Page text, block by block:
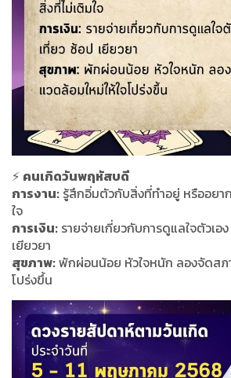
⚡ คนเกิดวันพฤหัสบดี
การงาน: รู้สึกอิ่มตัวกับสิ่งที่ทำอยู่ หรืออยา
ใจ
การเงิน: รายจ่ายเกี่ยวกับการดูแลใจตัวเอ
เยียวยา
สุขภาพ:พักผ่อนน้อย หัวใจหนัก ลองจัดสภ
โปร่งขึ้น